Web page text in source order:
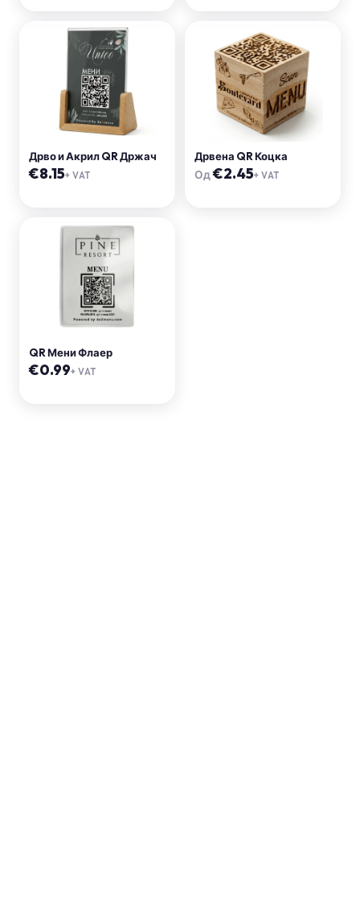
Дрво и Акрил QR Држач
€8.15+ VAT
Дрвена QR Коцка
Од€2.45+ VAT
QR Мени Флаер
€0.99+ VAT